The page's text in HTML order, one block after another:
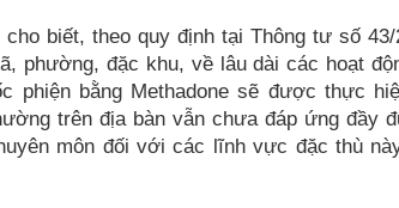
biết, theo quy định tại Thông tư số
phường, đặc khu, về lâu dài các hoạt
phiện bằng Methadone sẽ được thực
trên địa bàn vẫn chưa đáp ứng đầy
môn đối với các lĩnh vực đặc thù